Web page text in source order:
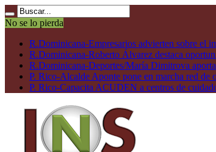
No se lo pierda
R.Dominicana-Empresarios advierten sobre el
R.Dominicana-Roberto Álvarez destaca
R.Dominicana-Deportes/María Dimitrova
P. Rico-Alcalde Aponte pone en marcha red de
P. Rico-Capacita ACUDEN a centros de